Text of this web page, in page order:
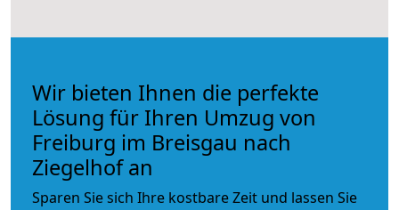
Wir bieten Ihnen die perfekte
Lösung für Ihren Umzug von
Freiburg im Breisgau nach
Ziegelhof an
Sparen Sie sich Ihre kostbare Zeit und lassen Sie